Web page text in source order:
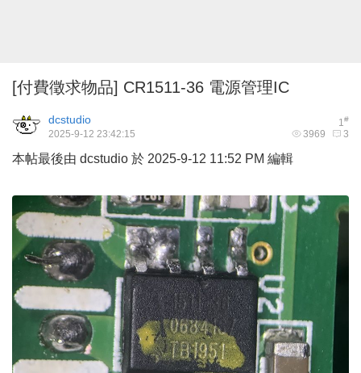
[付費徵求物品] CR1511-36 電源管理IC
1#
dcstudio
3969 3
2025-9-12 23:42:15
本帖最後由 dcstudio 於 2025-9-12 11:52 PM 編輯